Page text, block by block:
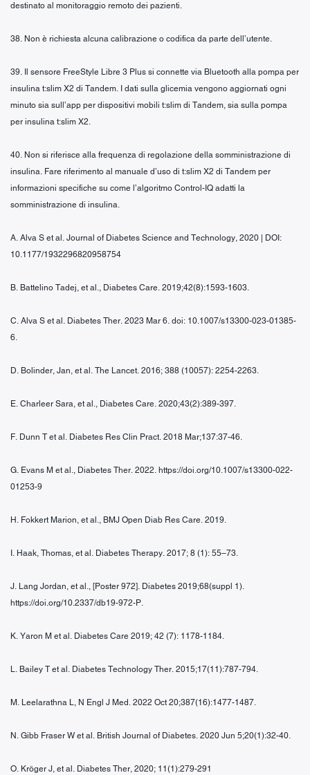
destinato al monitoraggio remoto dei pazienti.
38. Non è richiesta alcuna calibrazione o codifica da parte dell’utente.
39. Il sensore FreeStyle Libre 3 Plus si connette via Bluetooth alla pompa per
insulina t:slim X2 di Tandem. I dati sulla glicemia vengono aggiornati ogni
minuto sia sull’app per dispositivi mobili t:slim di Tandem, sia sulla pompa
per insulina t:slim X2.
40. Non si riferisce alla frequenza di regolazione della somministrazione di
insulina. Fare riferimento al manuale d’uso di t:slim X2 di Tandem per
informazioni specifiche su come l’algoritmo Control-IQ adatti la
somministrazione di insulina.
A. Alva S et al. Journal of Diabetes Science and Technology, 2020 | DOI:
10.1177/1932296820958754
B. Battelino Tadej, et al., Diabetes Care. 2019;42(8):1593-1603.
C. Alva S et al. Diabetes Ther. 2023 Mar 6. doi: 10.1007/s13300-023-01385-
6.
D. Bolinder, Jan, et al. The Lancet. 2016; 388 (10057): 2254-2263.
E. Charleer Sara, et al., Diabetes Care. 2020;43(2):389-397.
F. Dunn T et al. Diabetes Res Clin Pract. 2018 Mar;137:37-46.
G. Evans M et al., Diabetes Ther. 2022. https://doi.org/10.1007/s13300-022-
01253-9
H. Fokkert Marion, et al., BMJ Open Diab Res Care. 2019.
I. Haak, Thomas, et al. Diabetes Therapy. 2017; 8 (1): 55–73.
J. Lang Jordan, et al., [Poster 972]. Diabetes 2019;68(suppl 1).
https://doi.org/10.2337/db19-972-P.
K. Yaron M et al. Diabetes Care 2019; 42 (7): 1178-1184.
L. Bailey T et al. Diabetes Technology Ther. 2015;17(11):787-794.
M. Leelarathna L, N Engl J Med. 2022 Oct 20;387(16):1477-1487.
N. Gibb Fraser W et al. British Journal of Diabetes. 2020 Jun 5;20(1):32-40.
O. Kröger J, et al. Diabetes Ther, 2020; 11(1):279-291